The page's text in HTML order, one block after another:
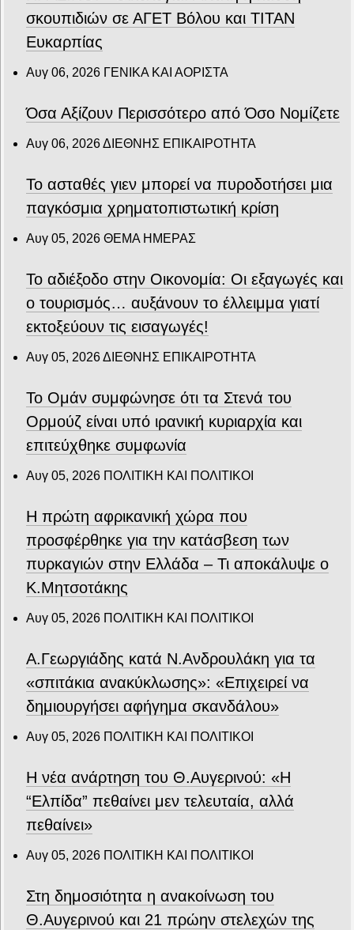
σκουπιδιών σε ΑΓΕΤ Βόλου και ΤΙΤΑΝ
Ευκαρπίας
Αυγ 06, 2026 ΓΕΝΙΚΑ ΚΑΙ ΑΟΡΙΣΤΑ
Όσα Αξίζουν Περισσότερο από Όσο Νομίζετε
Αυγ 06, 2026ΔΙΕΘΝΗΣ ΕΠΙΚΑΙΡΟΤΗΤΑ
Το ασταθές γιεν μπορεί να πυροδοτήσει μια
παγκόσμια χρηματοπιστωτική κρίση
Αυγ 05, 2026 ΘΕΜΑ ΗΜΕΡΑΣ
Το αδιέξοδο στην Οικονομία: Οι εξαγωγές και
ο τουρισμός… αυξάνουν το έλλειμμα γιατί
εκτοξεύουν τις εισαγωγές!
Αυγ 05, 2026ΔΙΕΘΝΗΣ ΕΠΙΚΑΙΡΟΤΗΤΑ
Το Ομάν συμφώνησε ότι τα Στενά του
Ορμούζ είναι υπό ιρανική κυριαρχία και
επιτεύχθηκε συμφωνία
Αυγ 05, 2026 ΠΟΛΙΤΙΚΗ ΚΑΙ ΠΟΛΙΤΙΚΟΙ
Η πρώτη αφρικανική χώρα που
προσφέρθηκε για την κατάσβεση των
πυρκαγιών στην Ελλάδα – Τι αποκάλυψε ο
Κ.Μητσοτάκης
Αυγ 05, 2026 ΠΟΛΙΤΙΚΗ ΚΑΙ ΠΟΛΙΤΙΚΟΙ
Α.Γεωργιάδης κατά Ν.Ανδρουλάκη για τα
«σπιτάκια ανακύκλωσης»: «Επιχειρεί να
δημιουργήσει αφήγημα σκανδάλου»
Αυγ 05, 2026 ΠΟΛΙΤΙΚΗ ΚΑΙ ΠΟΛΙΤΙΚΟΙ
Η νέα ανάρτηση του Θ.Αυγερινού: «Η
“Ελπίδα” πεθαίνει μεν τελευταία, αλλά
πεθαίνει»
Αυγ 05, 2026 ΠΟΛΙΤΙΚΗ ΚΑΙ ΠΟΛΙΤΙΚΟΙ
Στη δημοσιότητα η ανακοίνωση του
Θ.Αυγερινού και 21 πρώην στελεχών της